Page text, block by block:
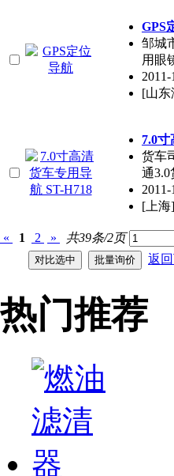
GPS
邹城
用眼
2011-
[山东
7.0
货车
通
2011-
[上海]
« 1 2 »
共39条/2页
返
热门推荐